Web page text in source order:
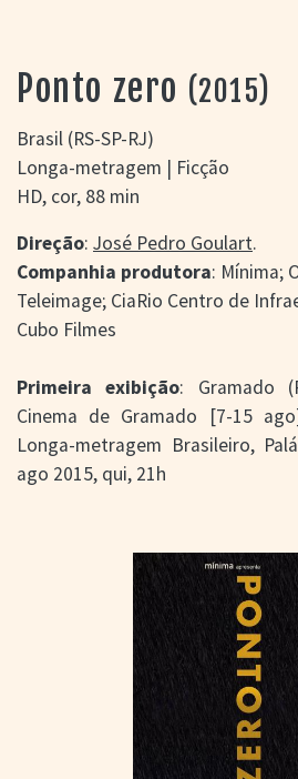
CINEMA GAÚCHO
> BUSCA AVANÇADA
> LISTA DE FILMES
> FILMOGRAFIAS DE
> DISCOGRAFIAS
> BIBLIOGRAFIAS
CONTATO E
LOCALIZAÇÃO
Ponto zero (2015)
Brasil (RS-SP-RJ)
Longa-metragem | Ficção
HD, cor, 88 min
Direção: José Pedro Goulart.
Companhia produtora: Mínima;
Teleimage; CiaRio Centro de
Cubo Filmes
Primeira exibição: Gramado
Cinema de Gramado [7-15
Longa-metragem Brasileiro,
ago 2015, qui, 21h